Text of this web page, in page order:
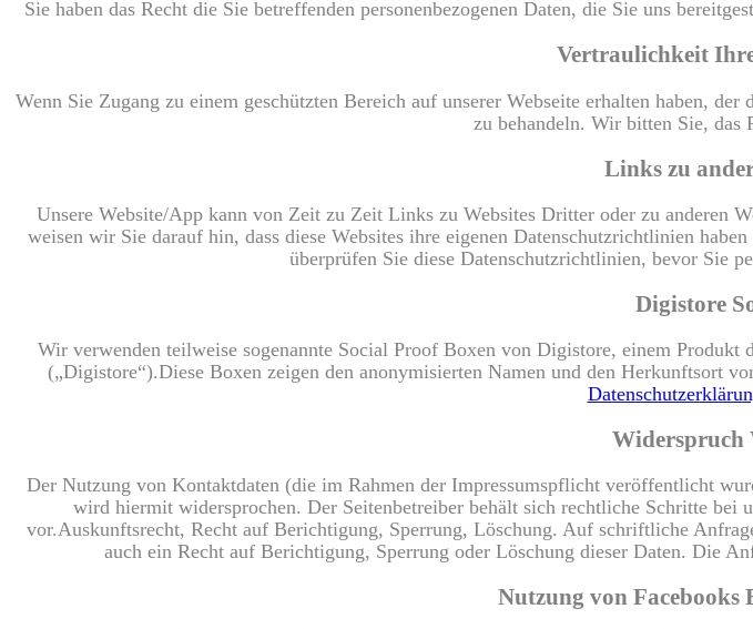
Sie haben das Recht die Sie betreffenden personenbezogenen Daten, die Sie uns
Vertraulichkeit
Wenn Sie Zugang zu einem geschützten Bereich auf unserer Webseite erhalten haben,
zu behandeln. Wir bitten Sie, das
Links zu
Unsere Website/App kann von Zeit zu Zeit Links zu Websites Dritter oder zu anderen
weisen wir Sie darauf hin, dass diese Websites ihre eigenen Datenschutzrichtlinien
überprüfen Sie diese Datenschutzrichtlinien, bevor Sie
Digistore
Wir verwenden teilweise sogenannte Social Proof Boxen von Digistore, einem
(„Digistore“).Diese Boxen zeigen den anonymisierten Namen und den Herkunftsort
Widerspruch
Der Nutzung von Kontaktdaten (die im Rahmen der Impressumspflicht veröffentlicht
wird hiermit widersprochen. Der Seitenbetreiber behält sich rechtliche Schritte bei
vor.Auskunftsrecht, Recht auf Berichtigung, Sperrung, Löschung. Auf schriftliche
auch ein Recht auf Berichtigung, Sperrung oder Löschung dieser Daten. Die
Nutzung von Facebooks